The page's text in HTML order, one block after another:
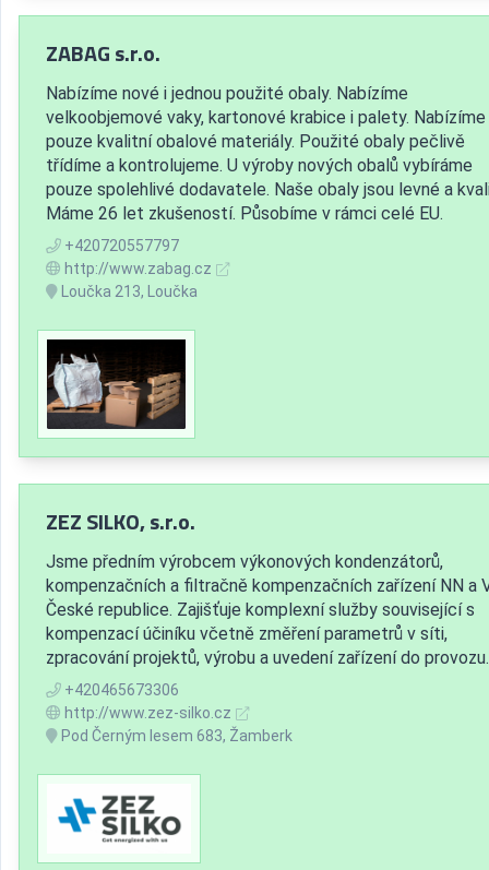
ZABAG s.r.o.
Nabízíme nové i jednou použité obaly. Nabízíme
velkoobjemové vaky, kartonové krabice i palety. Nabízíme
pouze kvalitní obalové materiály. Použité obaly pečlivě
třídíme a kontrolujeme. U výroby nových obalů vybíráme
pouze spolehlivé dodavatele. Naše obaly jsou levné a
Máme 26 let zkušeností. Působíme v rámci celé EU.
+420720557797
http://www.zabag.cz
Loučka 213, Loučka
ZEZ SILKO, s.r.o.
Jsme předním výrobcem výkonových kondenzátorů,
kompenzačních a filtračně kompenzačních zařízení NN a
České republice. Zajišťuje komplexní služby související s
kompenzací účiníku včetně změření parametrů v síti,
zpracování projektů, výrobu a uvedení zařízení do provozu.
+420465673306
http://www.zez-silko.cz
Pod Černým lesem 683, Žamberk